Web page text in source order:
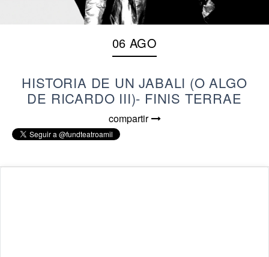
06 AGO
HISTORIA DE UN JABALI (O ALGO
DE RICARDO III)- FINIS TERRAE
compartir